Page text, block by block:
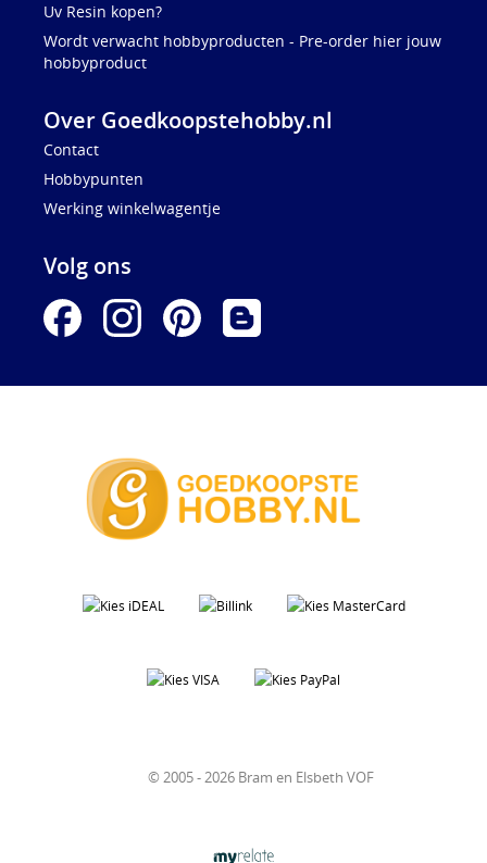
Uv Resin kopen?
Wordt verwacht hobbyproducten - Pre-order hier jouw
hobbyproduct
Over Goedkoopstehobby.nl
Contact
Hobbypunten
Werking winkelwagentje
Volg ons
© 2005 - 2026 Bram en Elsbeth VOF